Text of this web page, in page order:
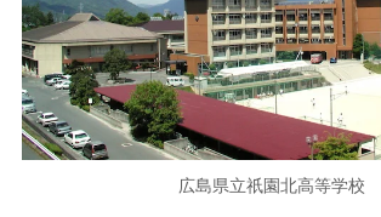
広島県立祇園北高等学校